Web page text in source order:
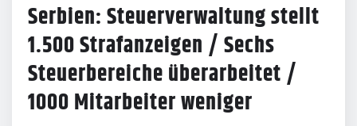
Serbien: Steuerverwaltung stellt
1.500 Strafanzeigen / Sechs
Steuerbereiche überarbeitet /
1000 Mitarbeiter weniger